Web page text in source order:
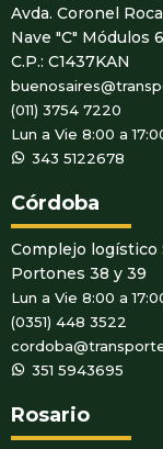
Avda. Coronel
Nave "C" Módulos
C.P.: C1437KAN
(011) 3754 7220
Lun a Vie 8:00 a
WhatsApp
343 5122678
Córdoba
Complejo logístico
Portones 38 y 39
Lun a Vie 8:00 a
(0351) 448 3522
WhatsApp
351 5943695
Rosario